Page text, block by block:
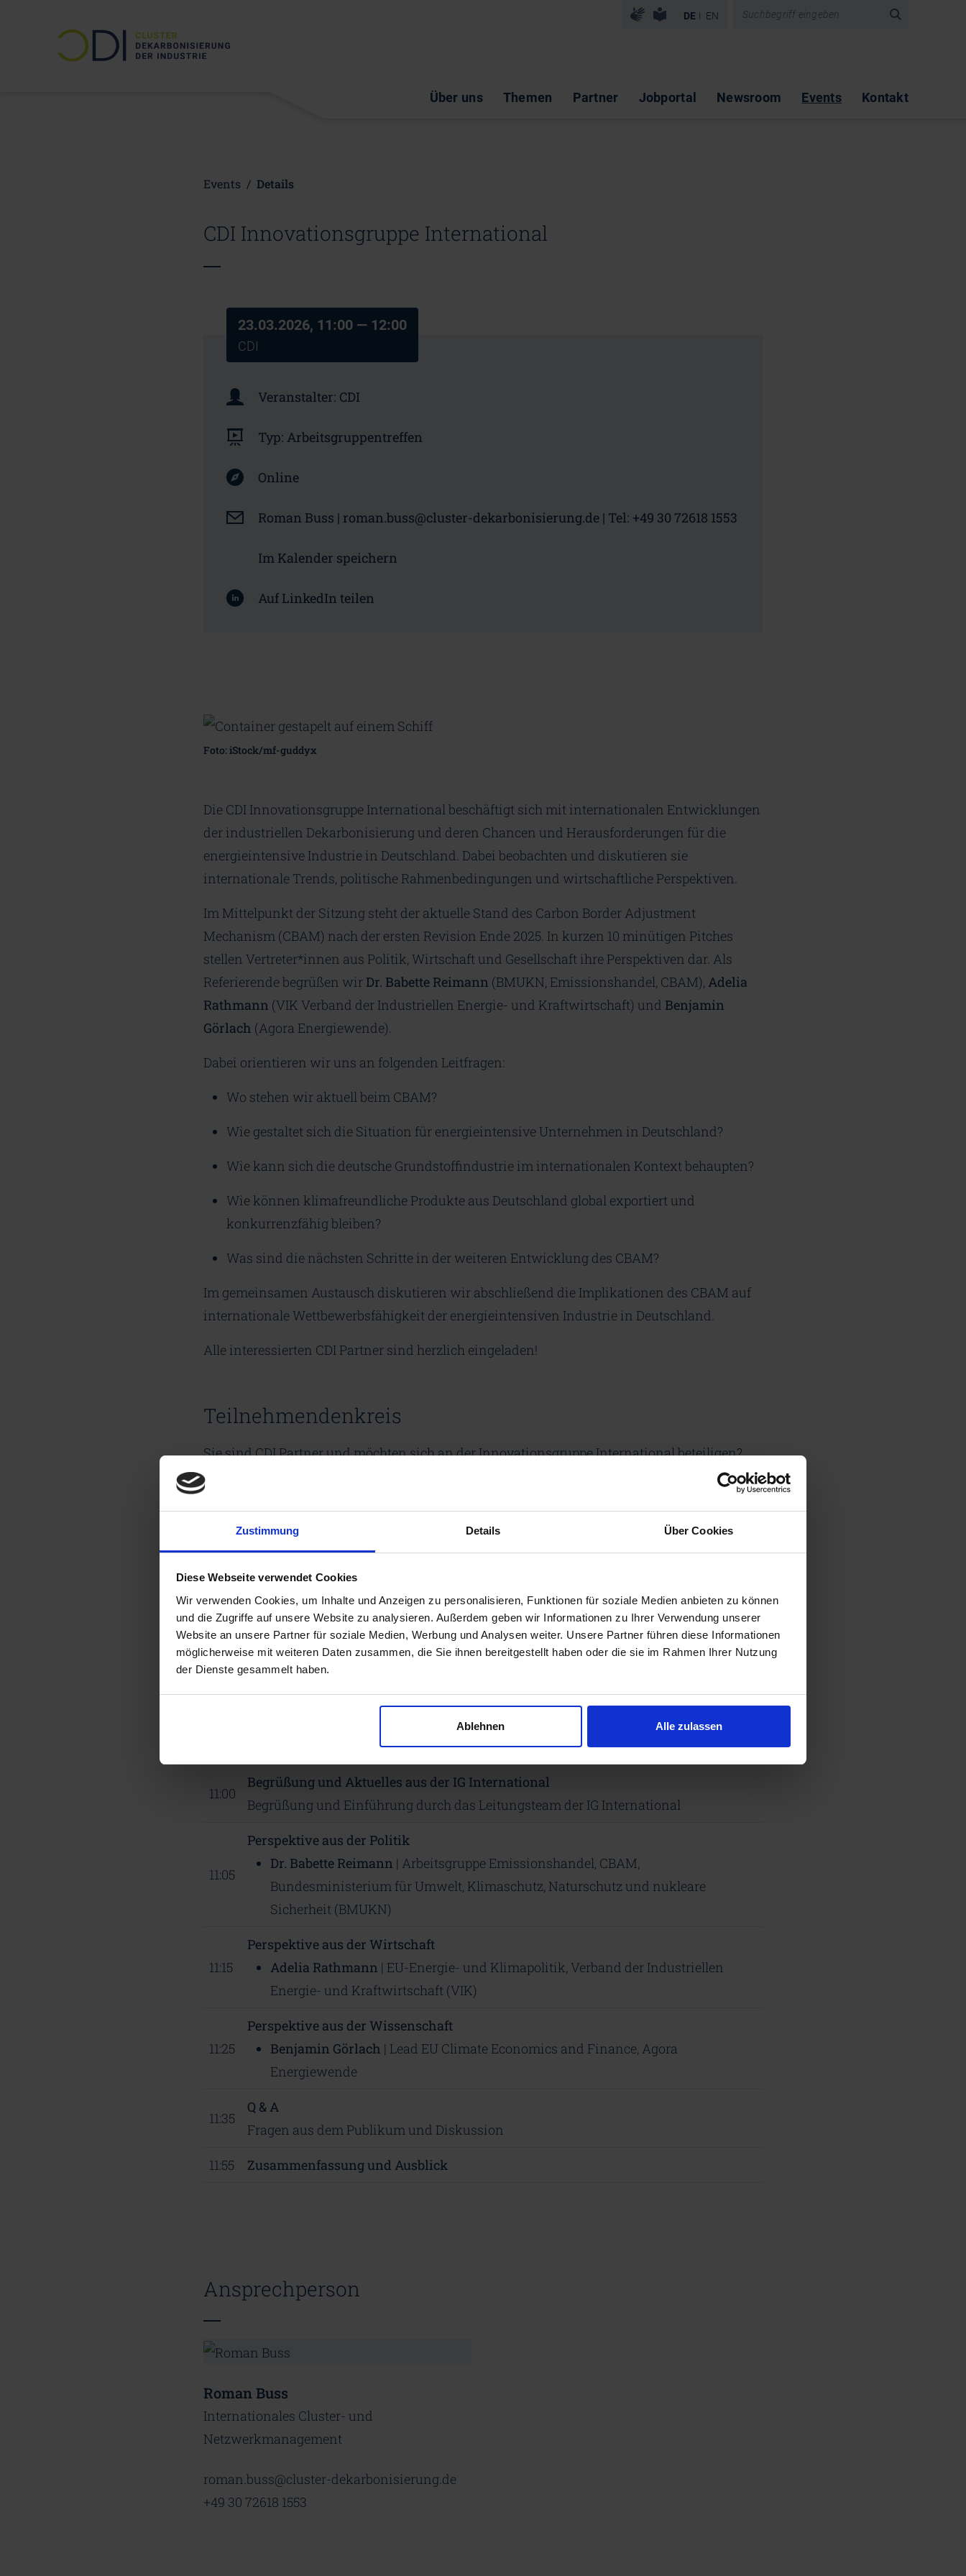
Zustimmung Details Über Cookies
Diese Webseite verwendet Cookies
Wir verwenden Cookies, um Inhalte und Anzeigen zu personalisieren, Funktionen für soziale Medien anbieten zu können
und die Zugriffe auf unsere Website zu analysieren. Außerdem geben wir Informationen zu Ihrer Verwendung unserer
Website an unsere Partner für soziale Medien, Werbung und Analysen weiter. Unsere Partner führen diese Informationen
möglicherweise mit weiteren Daten zusammen, die Sie ihnen bereitgestellt haben oder die sie im Rahmen Ihrer Nutzung
der Dienste gesammelt haben.
Ablehnen Alle zulassen
Navigation überspringen
DE EN
Navigation überspringen
Über uns Themen Partner Jobportal Newsroom Events Kontakt
Events / Details
CDI Innovationsgruppe International
23.03.2026, 11:00 — 12:00
CDI
Veranstalter: CDI
Typ: Arbeitsgruppentreffen
Online
Roman Buss | roman.buss@cluster-dekarbonisierung.de | Tel: +49 30 72618 1553
Im Kalender speichern
Auf LinkedIn teilen
Foto: iStock/mf-guddyx
Die CDI Innovationsgruppe International beschäftigt sich mit internationalen Entwicklungen
der industriellen Dekarbonisierung und deren Chancen und Herausforderungen für die
energieintensive Industrie in Deutschland. Dabei beobachten und diskutieren sie
internationale Trends, politische Rahmenbedingungen und wirtschaftliche Perspektiven.
Im Mittelpunkt der Sitzung steht der aktuelle Stand des Carbon Border Adjustment
Mechanism (CBAM) nach der ersten Revision Ende 2025. In kurzen 10 minütigen Pitches
stellen Vertreter*innen aus Politik, Wirtschaft und Gesellschaft ihre Perspektiven dar. Als
Referierende begrüßen wir Dr. Babette Reimann (BMUKN, Emissionshandel, CBAM), Adelia
Rathmann (VIK Verband der Industriellen Energie- und Kraftwirtschaft) und Benjamin
Görlach (Agora Energiewende).
Dabei orientieren wir uns an folgenden Leitfragen:
Wo stehen wir aktuell beim CBAM?
Wie gestaltet sich die Situation für energieintensive Unternehmen in Deutschland?
Wie kann sich die deutsche Grundstoffindustrie im internationalen Kontext behaupten?
Wie können klimafreundliche Produkte aus Deutschland global exportiert und
konkurrenzfähig bleiben?
Was sind die nächsten Schritte in der weiteren Entwicklung des CBAM?
Im gemeinsamen Austausch diskutieren wir abschließend die Implikationen des CBAM auf
internationale Wettbewerbsfähigkeit der energieintensiven Industrie in Deutschland.
Alle interessierten CDI Partner sind herzlich eingeladen!
Teilnehmendenkreis
Sie sind CDI Partner und möchten sich an der Innovationsgruppe International beteiligen?
Dann melden Sie sich über das unten stehende Formular zur Veranstaltung an. Die
Programm
11:00
Begrüßung und Aktuelles aus der IG International
Begrüßung und Einführung durch das Leitungsteam der IG International
11:05
Perspektive aus der Politik
Dr. Babette Reimann | Arbeitsgruppe Emissionshandel, CBAM,
Bundesministerium für Umwelt, Klimaschutz, Naturschutz und nukleare
Sicherheit (BMUKN)
11:15
Perspektive aus der Wirtschaft
Adelia Rathmann | EU-Energie- und Klimapolitik, Verband der Industriellen
Energie- und Kraftwirtschaft (VIK)
11:25
Perspektive aus der Wissenschaft
Benjamin Görlach | Lead EU Climate Economics and Finance, Agora
Energiewende
11:35
Q & A
Fragen aus dem Publikum und Diskussion
11:55 Zusammenfassung und Ausblick
Ansprechperson
Roman Buss
Internationales Cluster- und
Netzwerkmanagement
roman.buss@cluster-dekarbonisierung.de
+49 30 72618 1553